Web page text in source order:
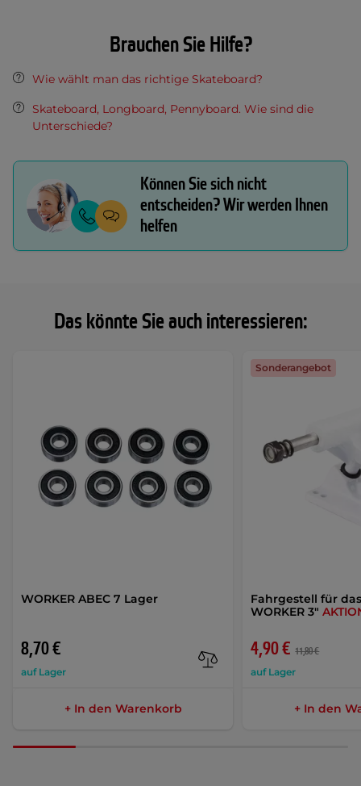
Das könnte Sie auch interessieren:
WORKER ABEC 7 Lager
8,70 €
auf Lager
+ In den Warenkorb
Fahrgestell für
WORKER 3"
4,90 € 11,80 €
auf Lager
Sonderangebot
+ In den
Brauchen Sie Hilfe?
Wie wählt man das richtige Skateboard?
Skateboard, Longboard, Pennyboard. Wie sind die
Unterschiede?
Können Sie sich nicht
entscheiden? Wir werden Ihnen
helfen